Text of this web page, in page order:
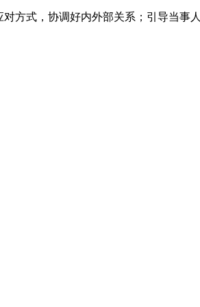
方式，协调好内外部关系；引导当事